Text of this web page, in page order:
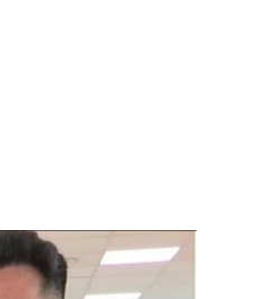
sólidas para llegar a juicio